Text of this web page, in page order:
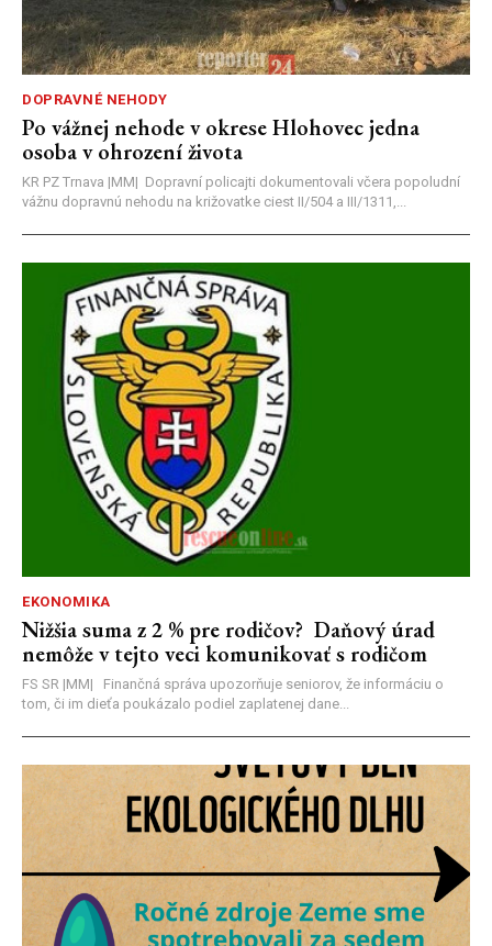
DOPRAVNÉ NEHODY
Po vážnej nehode v okrese Hlohovec jedna
osoba v ohrození života
KR PZ Trnava |MM| Dopravní policajti dokumentovali včera popoludní
vážnu dopravnú nehodu na križovatke ciest II/504 a III/1311,...
EKONOMIKA
Nižšia suma z 2 % pre rodičov? Daňový úrad
nemôže v tejto veci komunikovať s rodičom
FS SR |MM| Finančná správa upozorňuje seniorov, že informáciu o
tom, či im dieťa poukázalo podiel zaplatenej dane...